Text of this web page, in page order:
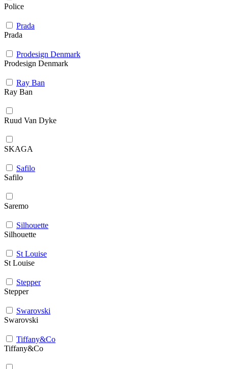
Police
Prada
Prada
Prodesign Denmark
Prodesign Denmark
Ray Ban
Ray Ban
Ruud Van Dyke
SKAGA
Safilo
Safilo
Saremo
Silhouette
Silhouette
St Louise
St Louise
Stepper
Stepper
Swarovski
Swarovski
Tiffany&Co
Tiffany&Co